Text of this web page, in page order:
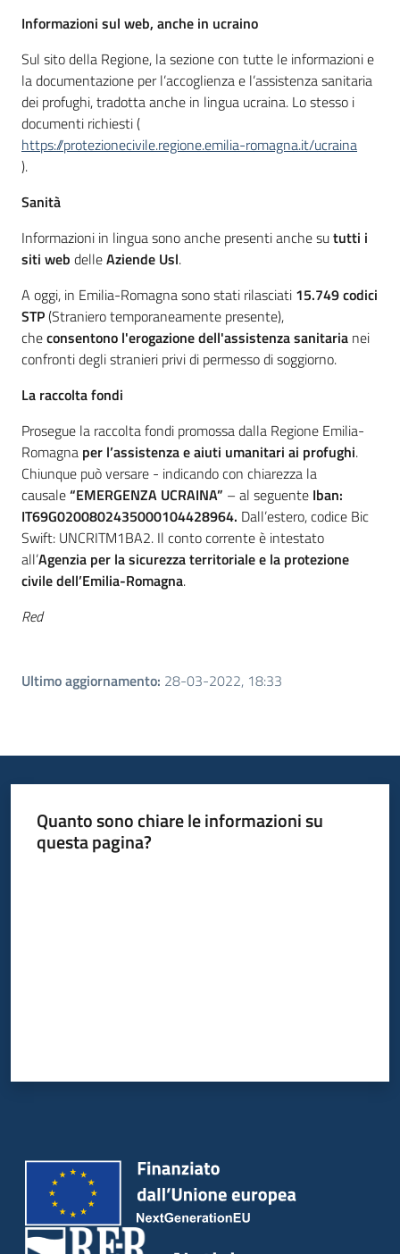
Informazioni sul web, anche in ucraino
Sul sito della Regione, la sezione con tutte le informazioni e
la documentazione per l’accoglienza e l’assistenza sanitaria
dei profughi, tradotta anche in lingua ucraina. Lo stesso i
documenti richiesti (
https://protezionecivile.regione.emilia-romagna.it/ucraina
).
Sanità
Informazioni in lingua sono anche presenti anche sututti i
siti web delleAziende Usl.
A oggi, in Emilia-Romagna sono stati rilasciati 15.749 codici
STP(Straniero temporaneamente presente),
checonsentono l'erogazione dell'assistenza sanitaria nei
confronti degli stranieri privi di permesso di soggiorno.
La raccolta fondi
Prosegue la raccolta fondi promossa dalla Regione Emilia-
Romagna per l’assistenza e aiuti umanitari ai profughi.
Chiunque può versare - indicando con chiarezza la
causale“EMERGENZA UCRAINA” – al seguente Iban:
IT69G0200802435000104428964. Dall’estero, codice Bic
Swift: UNCRITM1BA2. Il conto corrente è intestato
all’Agenzia per la sicurezza territoriale e la protezione
civile dell’Emilia-Romagna.
Red
Ultimo aggiornamento: 28-03-2022, 18:33
Quanto sono chiare le informazioni su
questa pagina?